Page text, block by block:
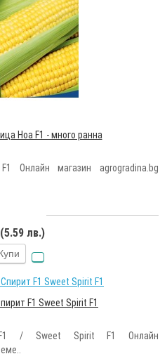
Ноа F1 - много ранна
Онлайн магазин agrogradina.bg
лв.)
F1 Sweet Spirit F1
F1 / Sweet Spirit F1 Онлайн